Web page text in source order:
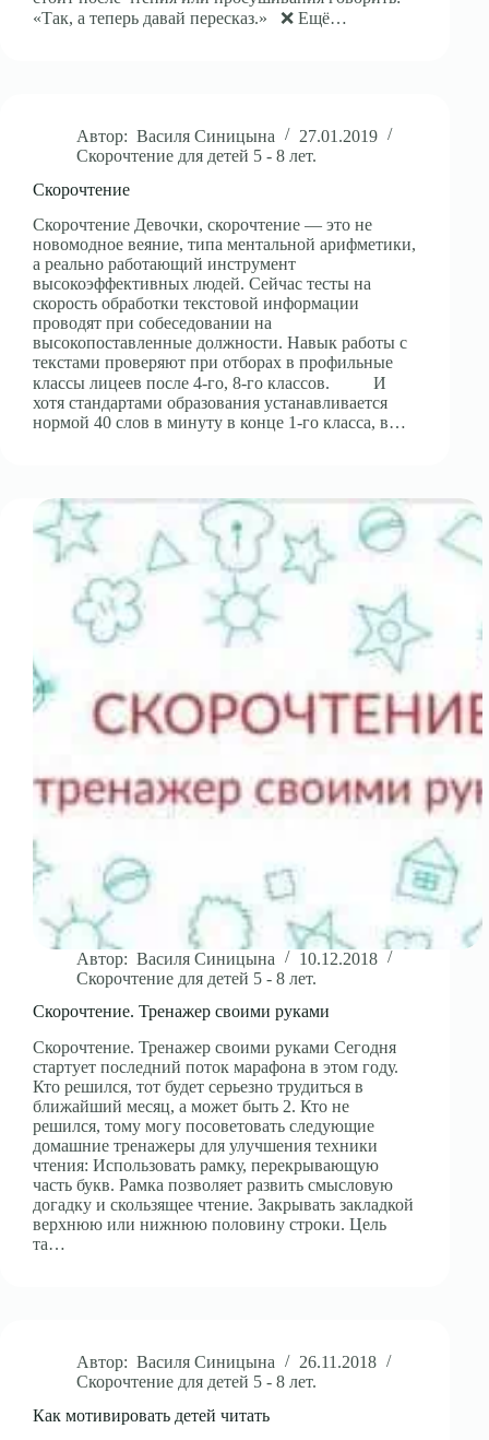
«Так, а теперь давай пересказ.»⠀❌ Ещё…
Автор: Василя Синицына
27.01.2019
Скорочтение для детей 5 - 8 лет.
Скорочтение
Скорочтение Девочки, скорочтение — это не
новомодное веяние, типа ментальной арифметики,
а реально работающий инструмент
высокоэффективных людей. Сейчас тесты на
скорость обработки текстовой информации
проводят при собеседовании на
высокопоставленные должности. Навык работы с
текстами проверяют при отборах в профильные
классы лицеев после 4-го, 8-го классов. ⠀⠀⠀И
хотя стандартами образования устанавливается
нормой 40 слов в минуту в конце 1-го класса, в…
Автор: Василя Синицына
10.12.2018
Скорочтение для детей 5 - 8 лет.
Скорочтение. Тренажер своими руками
Скорочтение. Тренажер своими руками Сегодня
стартует последний поток марафона в этом году.
Кто решился, тот будет серьезно трудиться в
ближайший месяц, а может быть 2. Кто не
решился, тому могу посоветовать следующие
домашние тренажеры для улучшения техники
чтения: Использовать рамку, перекрывающую
часть букв. Рамка позволяет развить смысловую
догадку и скользящее чтение. Закрывать закладкой
верхнюю или нижнюю половину строки. Цель
та…
Автор: Василя Синицына
26.11.2018
Скорочтение для детей 5 - 8 лет.
Как мотивировать детей читать